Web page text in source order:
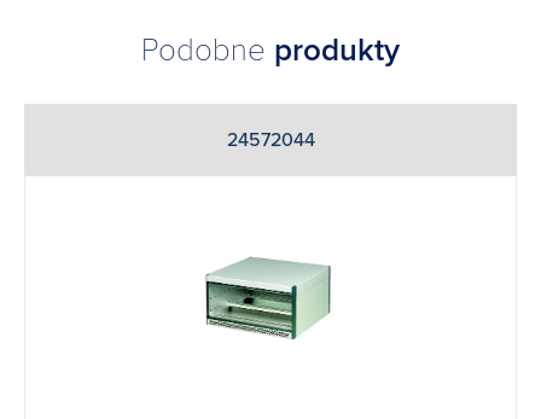
Podobne produkty
24572044